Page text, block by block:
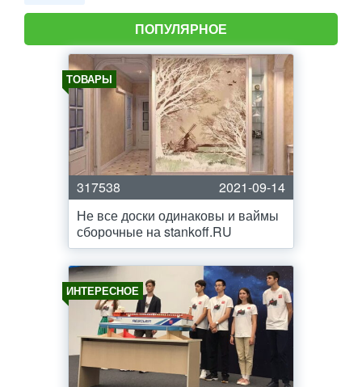
ПОПУЛЯРНОЕ
ТОВАРЫ
317538
2021-09-14
Не все доски одинаковы и ваймы
сборочные на stankoff.RU
ИНТЕРЕСНОЕ